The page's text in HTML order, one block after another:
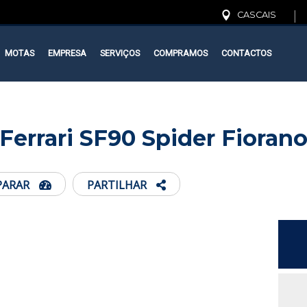
CONTACTOS
COMPRAMOS
SERVIÇOS
EMPRESA
MOTAS
CASCAIS |
CONTACTOS
COMPRAMOS
SERVIÇOS
EMPRESA
MOTAS
Ferrari SF90 Spider Fiorano
PARTILHAR